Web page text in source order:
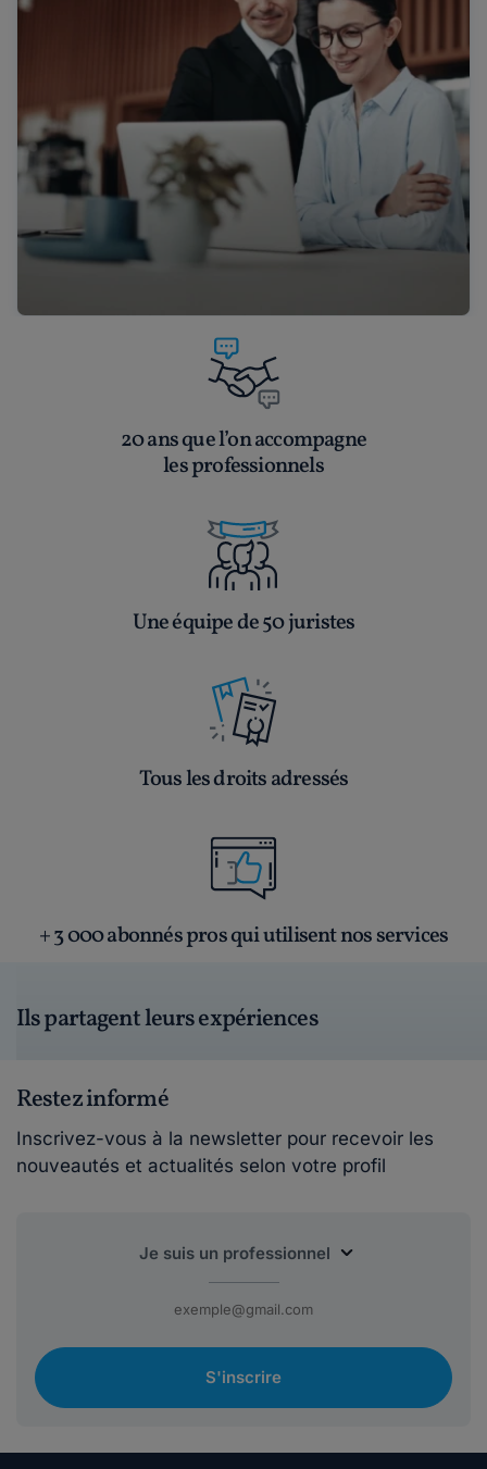
20 ans que l’on accompagne
les professionnels
Une équipe de 50 juristes
Tous les droits adressés
+ 3 000 abonnés pros qui utilisent nos services
Ils partagent leurs expériences
Restez informé
Inscrivez-vous à la newsletter pour recevoir les
nouveautés et actualités selon votre profil
S'inscrire